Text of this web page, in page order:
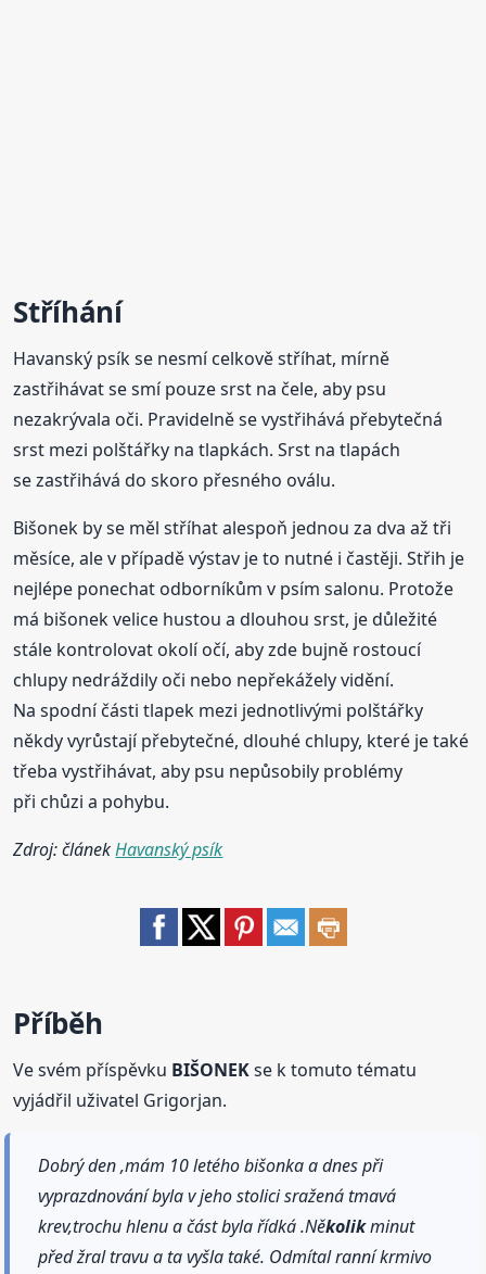
Stříhání
Havanský psík se nesmí celkově stříhat, mírně
zastřihávat se smí pouze srst na čele, aby psu
nezakrývala oči. Pravidelně se vystřihává přebytečná
srst mezi polštářky na tlapkách. Srst na tlapách
se zastřihává do skoro přesného oválu.
Bišonek by se měl stříhat alespoň jednou za dva až tři
měsíce, ale v případě výstav je to nutné i častěji. Střih je
nejlépe ponechat odborníkům v psím salonu. Protože
má bišonek velice hustou a dlouhou srst, je důležité
stále kontrolovat okolí očí, aby zde bujně rostoucí
chlupy nedráždily oči nebo nepřekážely vidění.
Na spodní části tlapek mezi jednotlivými polštářky
někdy vyrůstají přebytečné, dlouhé chlupy, které je také
třeba vystřihávat, aby psu nepůsobily problémy
při chůzi a pohybu.
Zdroj: článekHavanský psík
Příběh
Ve svém příspěvku BIŠONEKse k tomuto tématu
vyjádřil uživatel Grigorjan.
Dobrý den ,mám 10 letého bišonka a dnes při
vyprazdnování byla v jeho stolici sražená tmavá
krev,trochu hlenu a část byla řídká .Několikminut
před žral travu a ta vyšla také. Odmítal ranní krmivo